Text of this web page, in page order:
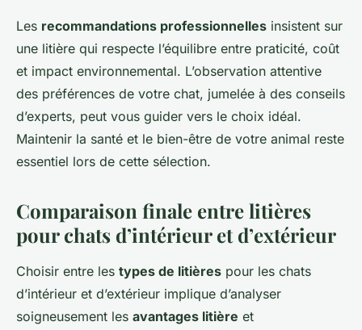
Les recommandations professionnelles insistent sur
une litière qui respecte l’équilibre entre praticité, coût
et impact environnemental. L’observation attentive
des préférences de votre chat, jumelée à des conseils
d’experts, peut vous guider vers le choix idéal.
Maintenir la santé et le bien-être de votre animal reste
essentiel lors de cette sélection.
Comparaison finale entre litières
pour chats d’intérieur et d’extérieur
Choisir entre les types de litières pour les chats
d’intérieur et d’extérieur implique d’analyser
soigneusement les avantages litière et